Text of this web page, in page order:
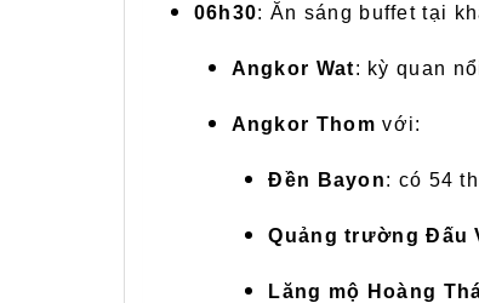
06h30: Ăn sáng buffet tại
Angkor Wat: kỳ quan
Angkor Thom với:
Đền Bayon: có 54
Quảng trường Đấu
Lăng mộ Hoàng